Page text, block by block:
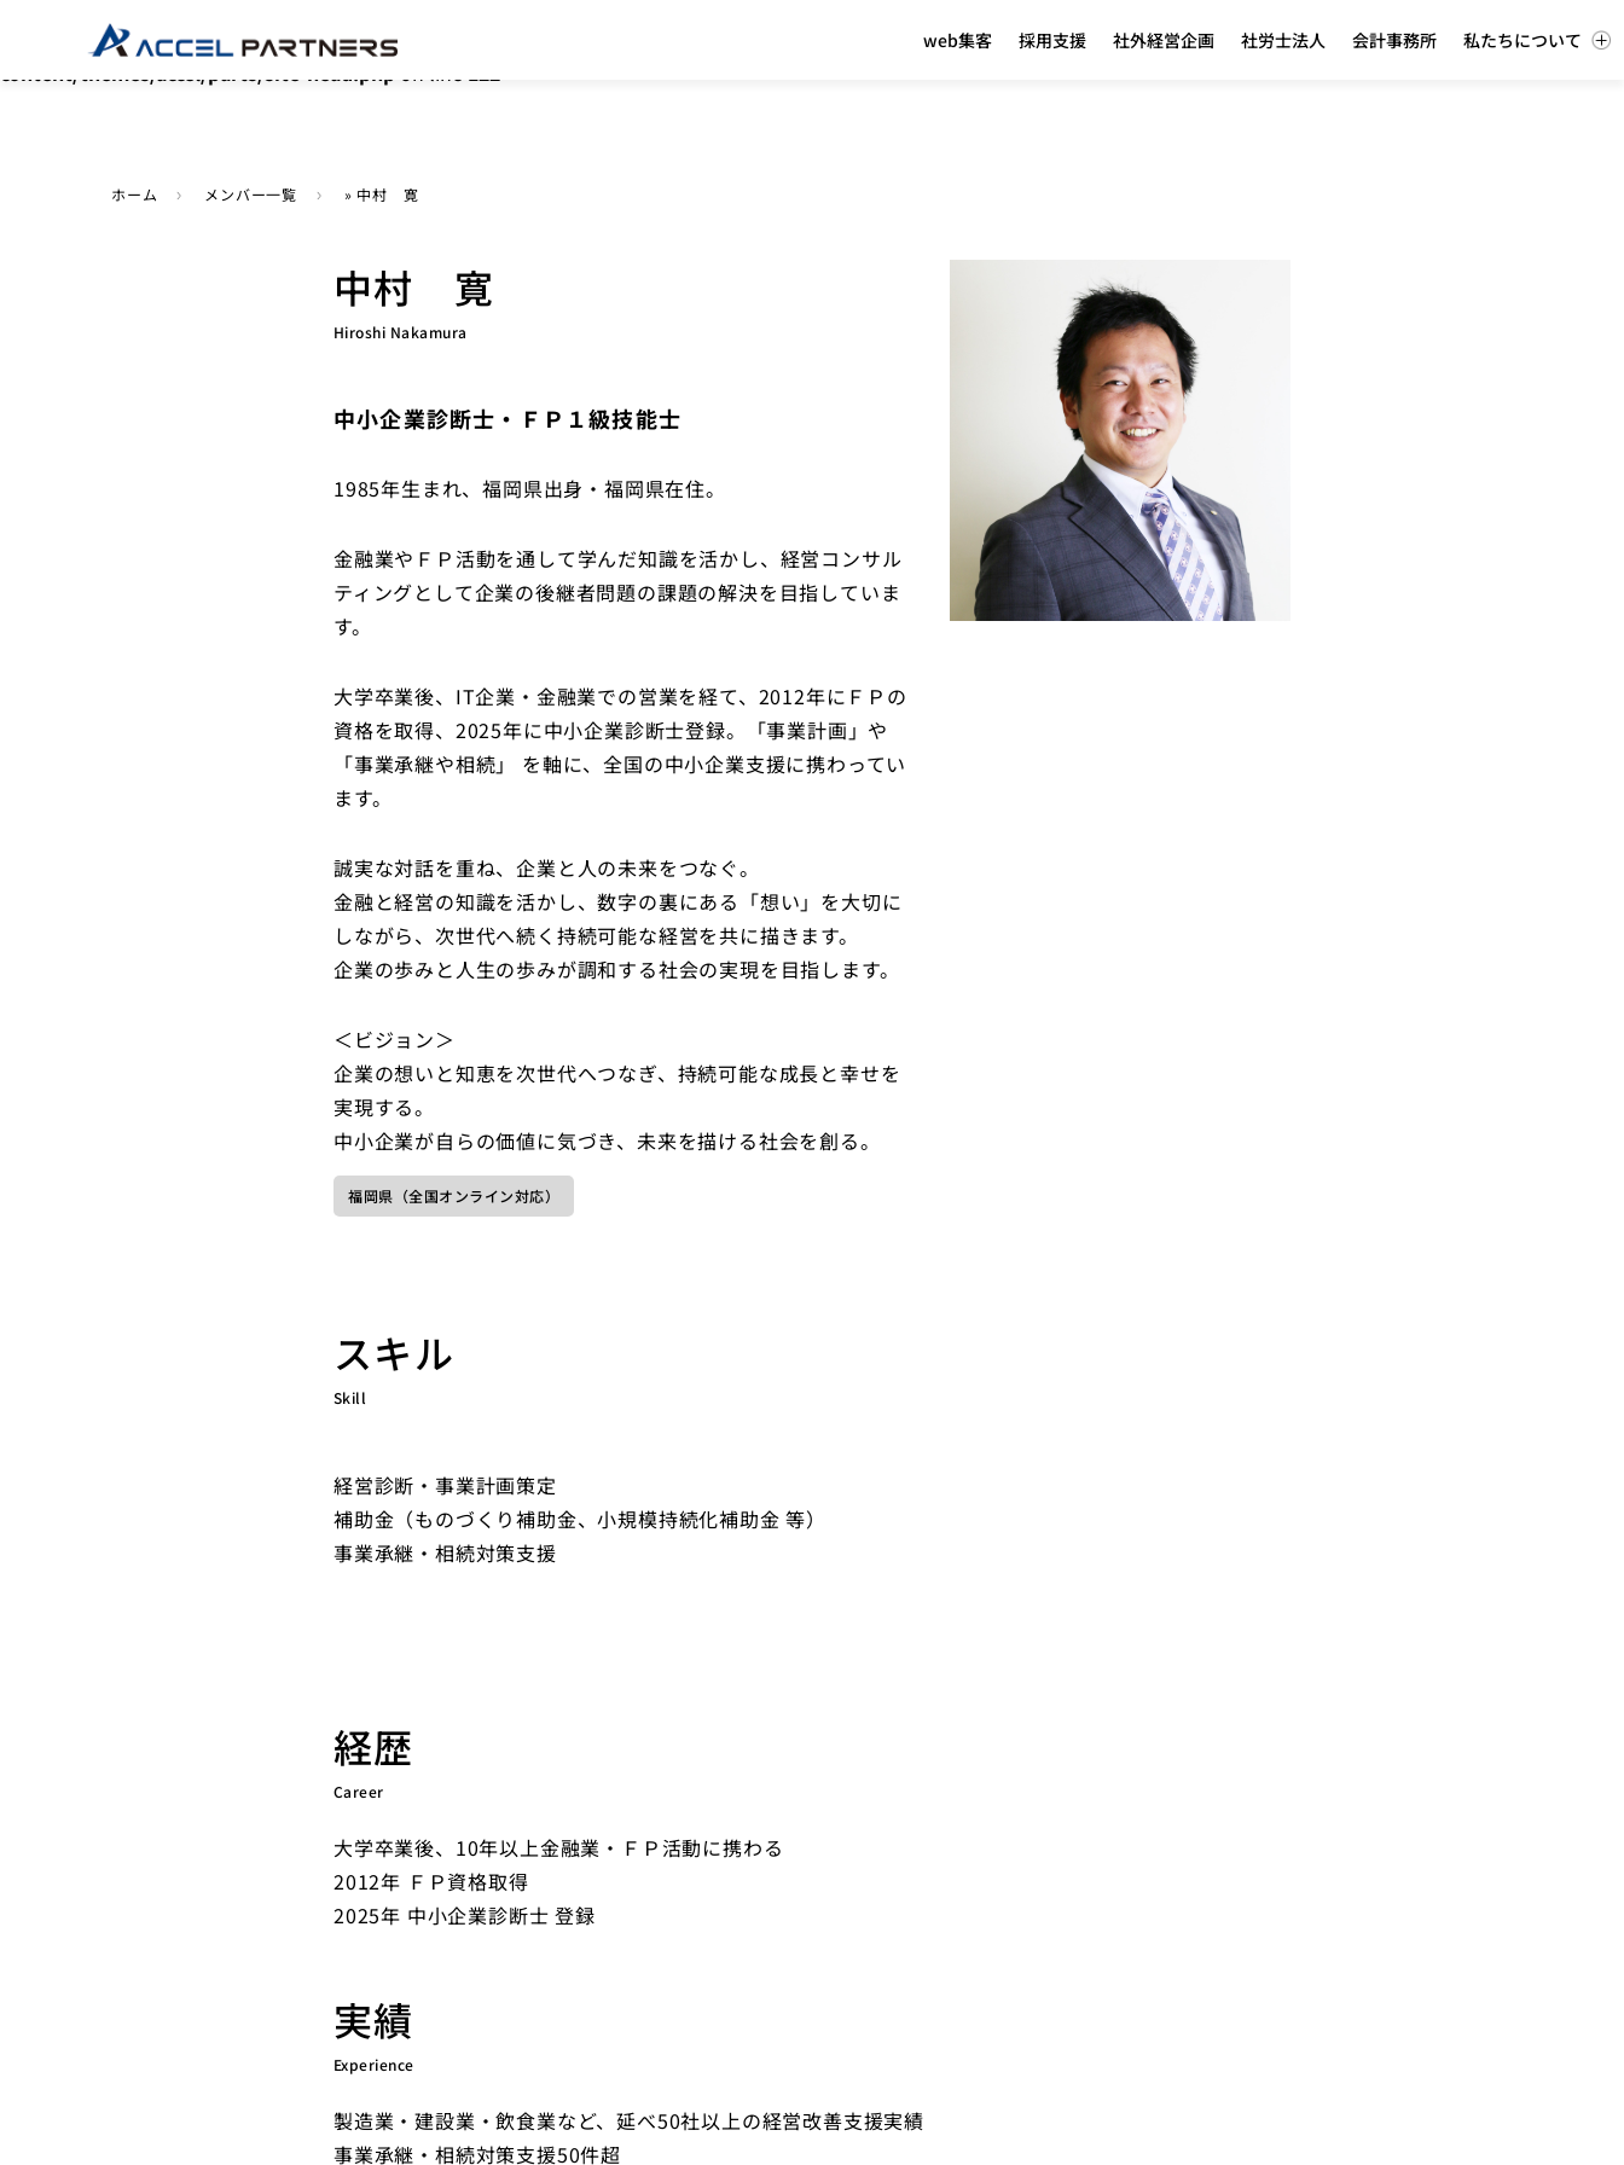
: Undefined array key "HTTP_ACCEPT_LANGUAGE" in
/home/accelpartner/listing-partners.com/public_html/dev.listing-partners.com/accel/wp-
content/themes/accel/parts/site-head.php on line 122
web集客 採用支援 社外経営企画 社労士法人 会計事務所 私たちについて
ホーム メンバー一覧 » 中村 寛
中村 寛
Hiroshi Nakamura
中小企業診断士・ＦＰ１級技能士
1985年生まれ、福岡県出身・福岡県在住。
金融業やＦＰ活動を通して学んだ知識を活かし、経営コンサル
ティングとして企業の後継者問題の課題の解決を目指していま
す。
大学卒業後、IT企業・金融業での営業を経て、2012年にＦＰの
資格を取得、2025年に中小企業診断士登録。「事業計画」や
「事業承継や相続」 を軸に、全国の中小企業支援に携わってい
ます。
誠実な対話を重ね、企業と人の未来をつなぐ。
金融と経営の知識を活かし、数字の裏にある「想い」を大切に
しながら、次世代へ続く持続可能な経営を共に描きます。
企業の歩みと人生の歩みが調和する社会の実現を目指します。
＜ビジョン＞
企業の想いと知恵を次世代へつなぎ、持続可能な成長と幸せを
実現する。
中小企業が自らの価値に気づき、未来を描ける社会を創る。
福岡県（全国オンライン対応）
スキル
Skill
経営診断・事業計画策定
補助金（ものづくり補助金、小規模持続化補助金 等）
事業承継・相続対策支援
経歴
Career
大学卒業後、10年以上金融業・ＦＰ活動に携わる
2012年 ＦＰ資格取得
2025年 中小企業診断士 登録
実績
Experience
製造業・建設業・飲食業など、延べ50社以上の経営改善支援実績
事業承継・相続対策支援50件超